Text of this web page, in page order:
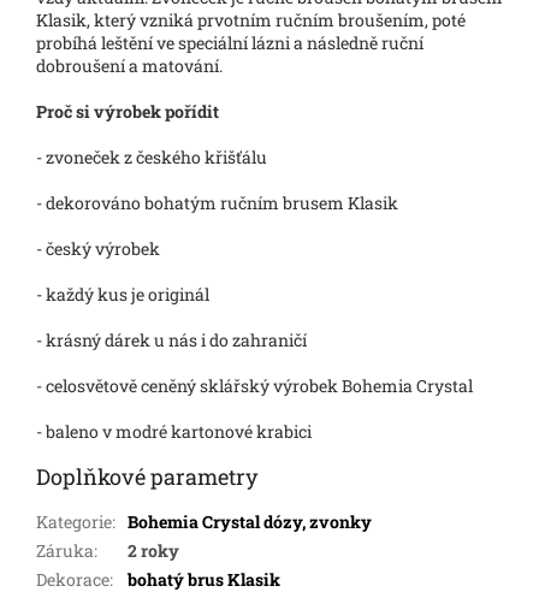
Klasik, který vzniká prvotním ručním broušením, poté
probíhá leštění ve speciální lázni a následně ruční
dobroušení a matování.
Proč si výrobek pořídit
- zvoneček z českého křišťálu
- dekorováno bohatým ručním brusem Klasik
- český výrobek
- každý kus je originál
- krásný dárek u nás i do zahraničí
- celosvětově ceněný sklářský výrobek Bohemia Crystal
- baleno v modré kartonové krabici
Doplňkové parametry
Kategorie: Bohemia Crystal dózy, zvonky
Záruka:
2 roky
Dekorace:
bohatý brus Klasik